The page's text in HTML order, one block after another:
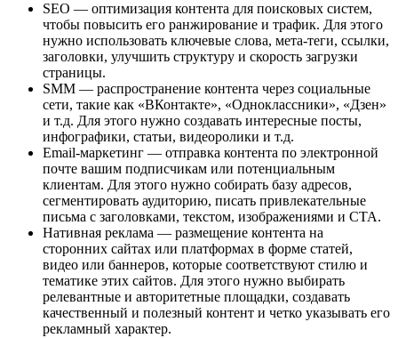
SEO — оптимизация контента для поисковых систем,
чтобы повысить его ранжирование и трафик. Для этого
нужно использовать ключевые слова, мета-теги, ссылки,
заголовки, улучшить структуру и скорость загрузки
страницы.
SMM — распространение контента через социальные
сети, такие как «ВКонтакте», «Одноклассники», «Дзен»
и т.д. Для этого нужно создавать интересные посты,
инфографики, статьи, видеоролики и т.д.
Email-маркетинг — отправка контента по электронной
почте вашим подписчикам или потенциальным
клиентам. Для этого нужно собирать базу адресов,
сегментировать аудиторию, писать привлекательные
письма с заголовками, текстом, изображениями и CTA.
Нативная реклама — размещение контента на
сторонних сайтах или платформах в форме статей,
видео или баннеров, которые соответствуют стилю и
тематике этих сайтов. Для этого нужно выбирать
релевантные и авторитетные площадки, создавать
качественный и полезный контент и четко указывать его
рекламный характер.